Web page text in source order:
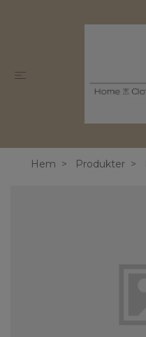
Hem Produkter